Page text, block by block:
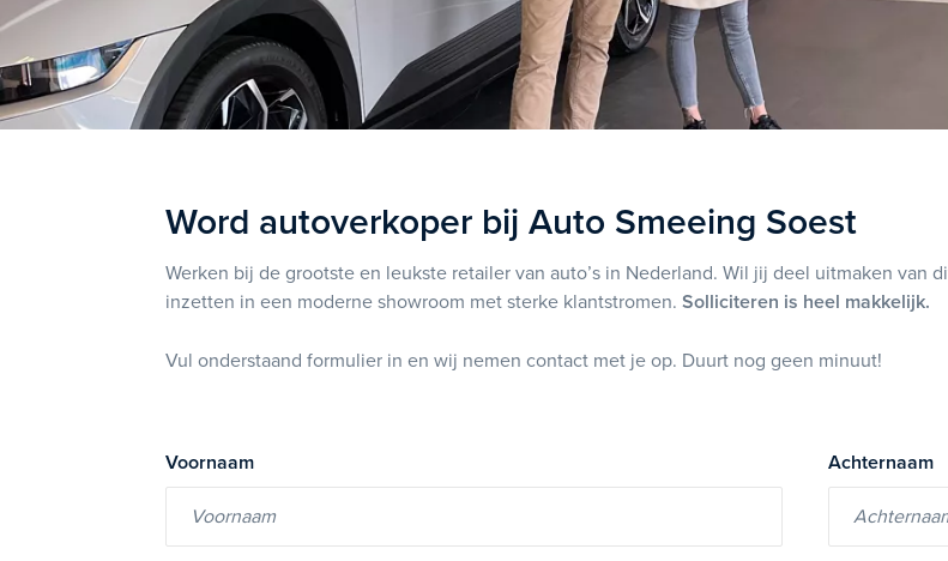
Word autoverkoper bij Auto Smeeing Soest
Werken bij de grootste en leukste retailer van auto’s in Nederland. Wil jij deel uitmaken van
inzetten in een moderne showroom met sterke klantstromen. Solliciteren is heel makkelijk.
Vul onderstaand formulier in en wij nemen contact met je op. Duurt nog geen minuut!
Voornaam Achternaam